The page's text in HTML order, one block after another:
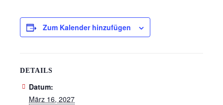
Zum Kalender hinzufügen
DETAILS
Datum:
März 16, 2027